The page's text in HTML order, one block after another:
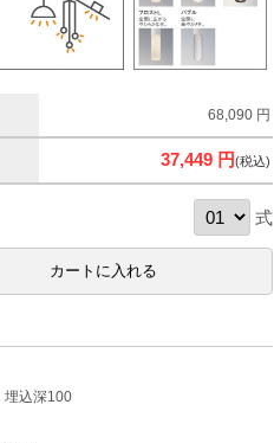
68,090 円
37,449 円(税込)
式
埋込深100